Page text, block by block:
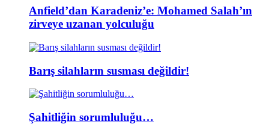
Anfield’dan Karadeniz’e: Mohamed Salah’ın
zirveye uzanan yolculuğu
Barış silahların susması değildir!
Şahitliğin sorumluluğu…